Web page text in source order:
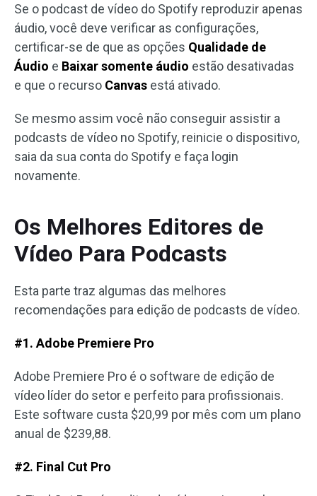
Se o podcast de vídeo do Spotify reproduzir apenas
áudio, você deve verificar as configurações,
certificar-se de que as opções Qualidade de
Áudio e Baixar somente áudio estão desativadas
e que o recurso Canvas está ativado.
Se mesmo assim você não conseguir assistir a
podcasts de vídeo no Spotify, reinicie o dispositivo,
saia da sua conta do Spotify e faça login
novamente.
Os Melhores Editores de
Vídeo Para Podcasts
Esta parte traz algumas das melhores
recomendações para edição de podcasts de vídeo.
#1. Adobe Premiere Pro
Adobe Premiere Pro é o software de edição de
vídeo líder do setor e perfeito para profissionais.
Este software custa $20,99 por mês com um plano
anual de $239,88.
#2. Final Cut Pro